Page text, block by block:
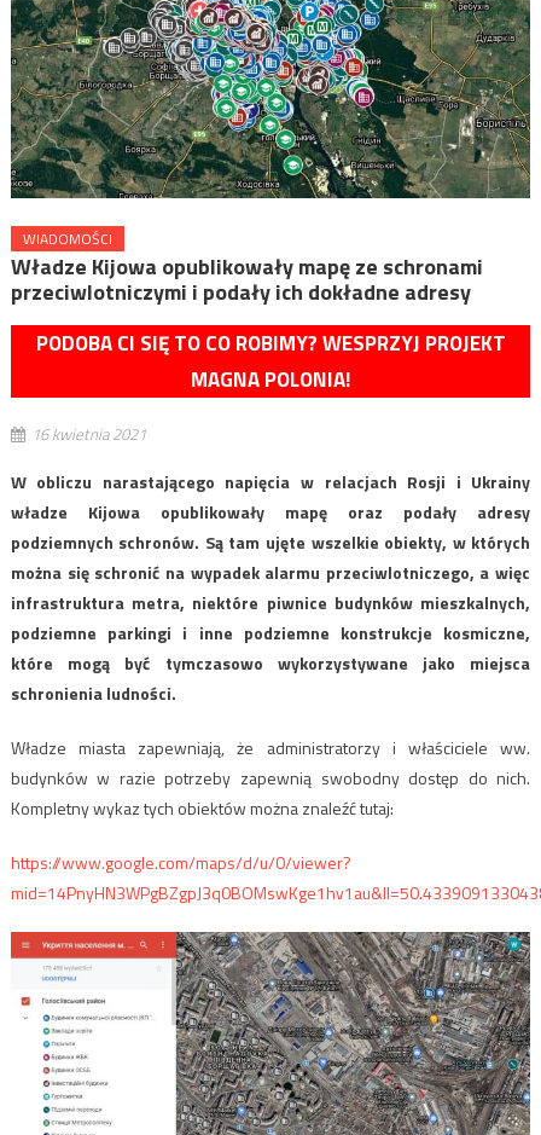
WIADOMOŚCI
Władze Kijowa opublikowały mapę ze schronami
przeciwlotniczymi i podały ich dokładne adresy
PODOBA CI SIĘ TO CO ROBIMY? WESPRZYJ PROJEKT
MAGNA POLONIA!
16 kwietnia 2021
W obliczu narastającego napięcia w relacjach Rosji i Ukrainy
władze Kijowa opublikowały mapę oraz podały adresy
podziemnych schronów. Są tam ujęte wszelkie obiekty, w których
można się schronić na wypadek alarmu przeciwlotniczego, a więc
infrastruktura metra, niektóre piwnice budynków mieszkalnych,
podziemne parkingi i inne podziemne konstrukcje kosmiczne,
które mogą być tymczasowo wykorzystywane jako miejsca
schronienia ludności.
Władze miasta zapewniają, że administratorzy i właściciele ww.
budynków w razie potrzeby zapewnią swobodny dostęp do nich.
Kompletny wykaz tych obiektów można znaleźć tutaj:
https://www.google.com/maps/d/u/0/viewer?